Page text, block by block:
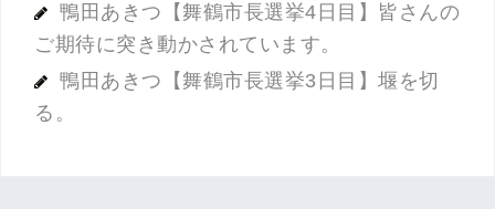
鴨田あきつ【舞鶴市長選挙4日目】皆さんの
ご期待に突き動かされています。
鴨田あきつ【舞鶴市長選挙3日目】堰を切
る。